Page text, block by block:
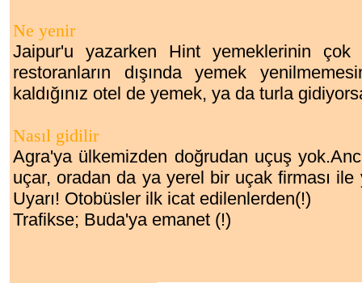
Ne yenir
Jaipur'u yazarken Hint yemeklerinin
restoranların dışında yemek
kaldığınız otel de yemek, ya da turla
Nasıl gidilir
Agra'ya ülkemizden doğrudan uçuş
uçar, oradan da ya yerel bir uçak firması
Uyarı! Otobüsler ilk icat edilenlerden(!)
Trafikse; Buda'ya emanet (!)